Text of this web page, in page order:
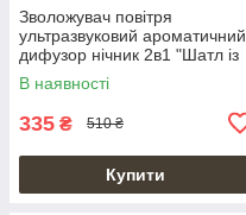
Зволожувач повітря
ультразвуковий ароматичний
дифузор нічник 2в1 "Шатл із
астронавтом"
В наявності
335 ₴ 510 ₴
Купити